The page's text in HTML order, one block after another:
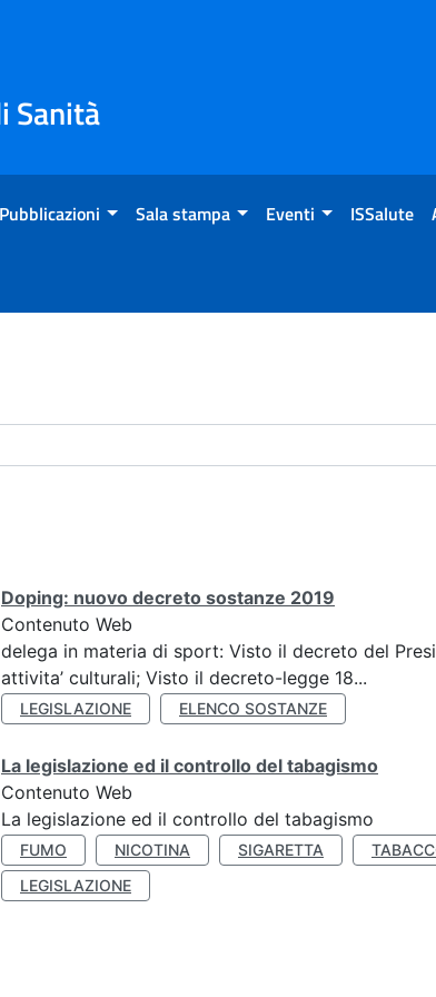
Sanità
Pubblicazioni Sala stampa Eventi ISSalute
Doping: nuovo decreto sostanze 2019
Contenuto Web
delega in materia di sport: Visto il decreto del
attivita’ culturali; Visto il decreto-legge 18...
LEGISLAZIONE ELENCO SOSTANZE
La legislazione ed il controllo del tabagismo
Contenuto Web
La legislazione ed il controllo del tabagismo
FUMO NICOTINA SIGARETTA
LEGISLAZIONE